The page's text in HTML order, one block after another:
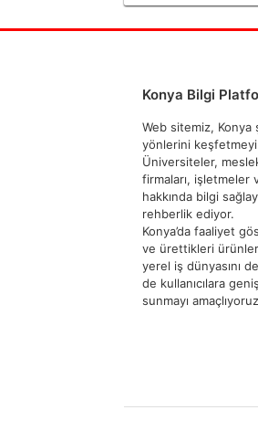
Konya Bilgi
Web sitemiz, Konya
yönlerini
Üniversiteler,
firmaları,
hakkında bilgi
rehberlik ediyor.
Konya’da faaliyet
ve ürettikleri
yerel iş dünyasını
de kullanıcılara
sunmayı